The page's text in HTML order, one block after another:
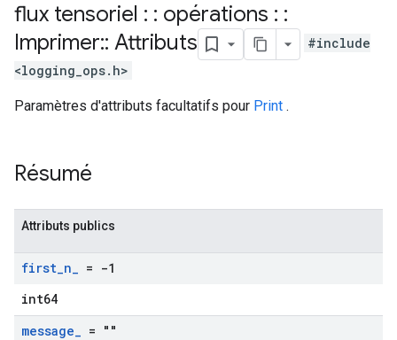
flux tensoriel : : opérations : :
Imprimer:: Attributs
#include
<logging_ops.h>
Paramètres d'attributs facultatifs pour Print .
Résumé
Attributs publics
first_n_ = -1
int64
message_ = ""